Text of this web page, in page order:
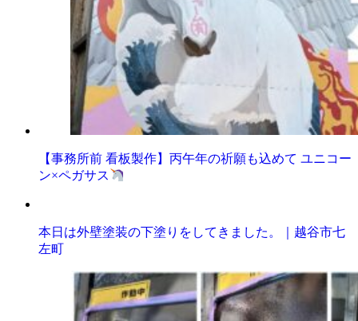
【事務所前 看板製作】丙午年の祈願も込めて ユニコー
ン×ペガサス
本日は外壁塗装の下塗りをしてきました。｜越谷市七
左町